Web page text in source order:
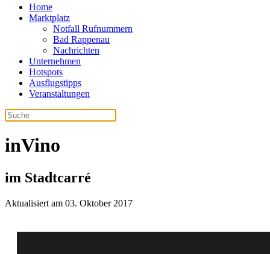
Home
Marktplatz
Notfall Rufnummern
Bad Rappenau
Nachrichten
Unternehmen
Hotspots
Ausflugstipps
Veranstaltungen
inVino
im Stadtcarré
Aktualisiert am 03. Oktober 2017